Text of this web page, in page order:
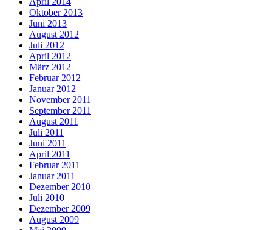
Oktober 2013
Juni 2013
August 2012
Juli 2012
April 2012
März 2012
Februar 2012
Januar 2012
November 2011
September 2011
August 2011
Juli 2011
Juni 2011
April 2011
Februar 2011
Januar 2011
Dezember 2010
Juli 2010
Dezember 2009
August 2009